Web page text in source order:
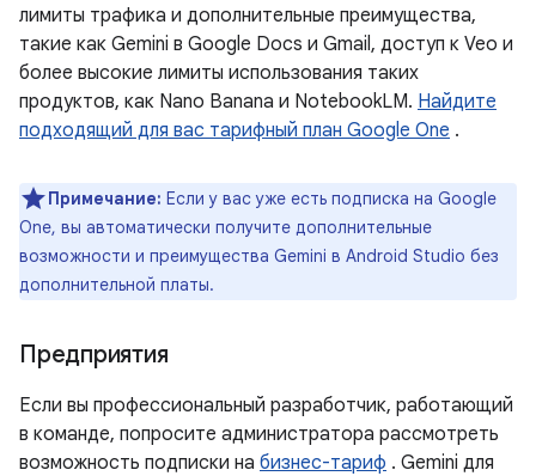
лимиты трафика и дополнительные преимущества,
такие как Gemini в Google Docs и Gmail, доступ к Veo и
более высокие лимиты использования таких
продуктов, как Nano Banana и NotebookLM. Найдите
подходящий для вас тарифный план Google One .
Примечание: Если у вас уже есть подписка на Google
One, вы автоматически получите дополнительные
возможности и преимущества Gemini в Android Studio без
дополнительной платы.
Предприятия
Если вы профессиональный разработчик, работающий
в команде, попросите администратора рассмотреть
возможность подписки на бизнес-тариф . Gemini для